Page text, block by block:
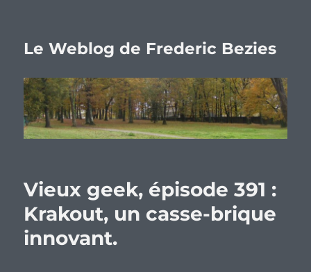
Le Weblog de Frederic Bezies
Vieux geek, épisode 391 :
Krakout, un casse-brique
innovant.